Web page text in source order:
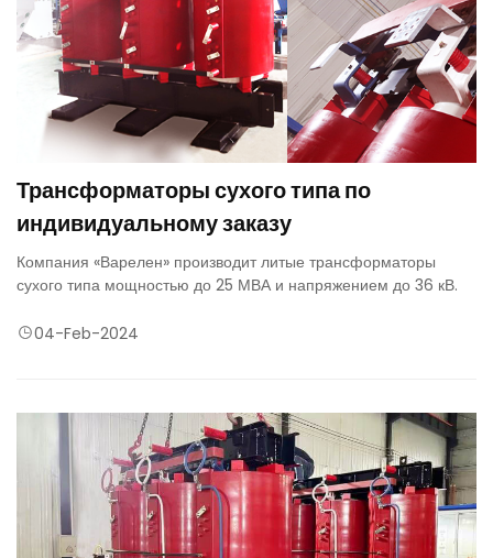
Трансформаторы сухого типа по
индивидуальному заказу
Компания «Варелен» производит литые трансформаторы
сухого типа мощностью до 25 МВА и напряжением до 36 кВ.
04-Feb-2024